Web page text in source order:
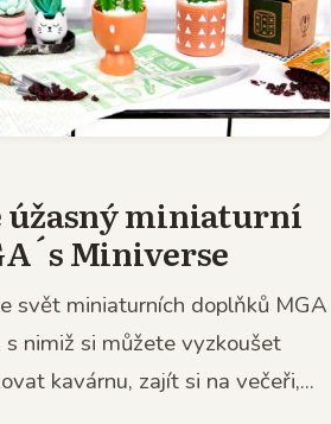
úžasný miniaturní
Miniverse
svět miniaturních doplňků MGA
s nimiž si můžete vyzkoušet
kavárnu, zajít si na večeři,...